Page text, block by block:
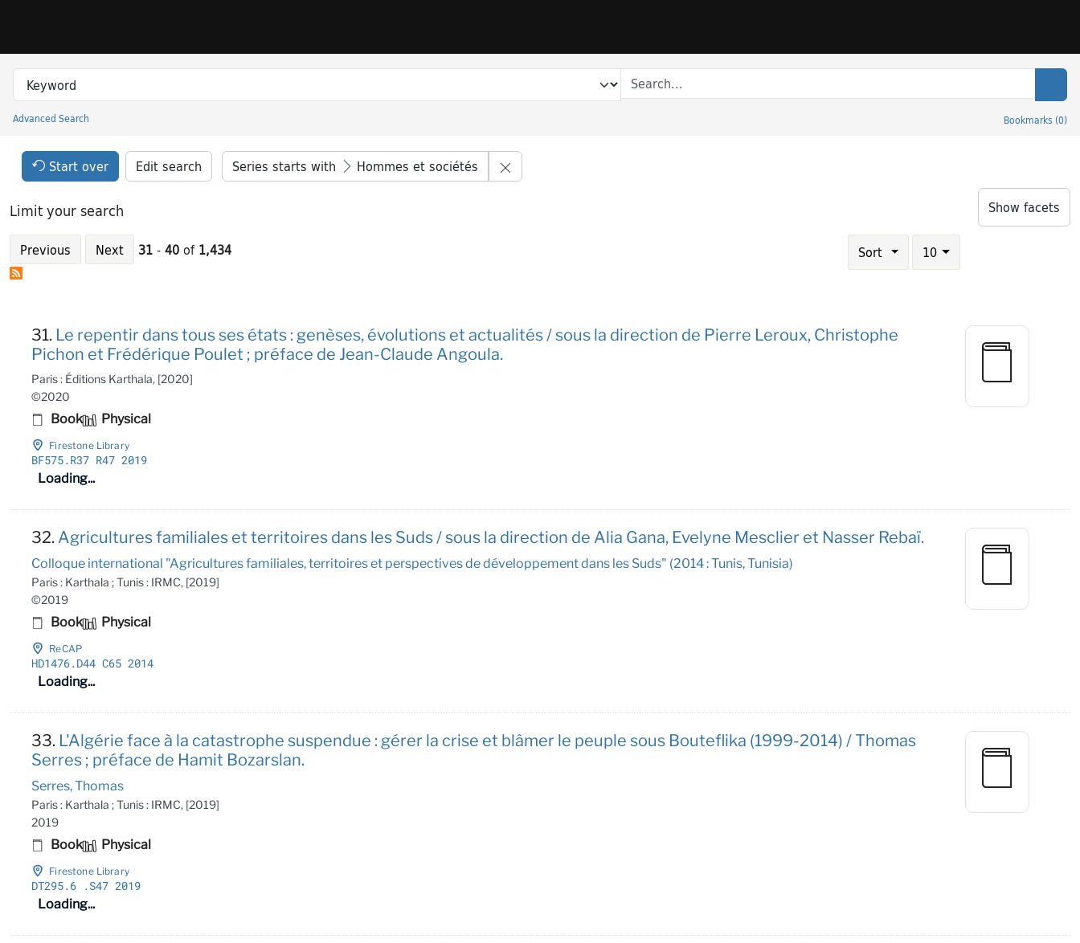
Search in
search for
Advanced Search Bookmarks (0)
Princeton University Library Catalog
Search Constraints Header
Start over Edit search Your selections:
Series starts with Hommes et sociétés
Limit your search Show facets
Previous Next 31 - 40 of 1,434 Sort
Number of results to display per page
10results per page
31. Le repentir dans tous ses états : genèses, évolutions et actualités / sous la direction de Pierre Leroux, Christophe
Pichon et Frédérique Poulet ; préface de Jean-Claude Angoula.
Paris : Éditions Karthala, [2020]
©2020
Book Physical
Firestone Library
BF575.R37 R47 2019
Loading...
32. Agricultures familiales et territoires dans les Suds / sous la direction de Alia Gana, Evelyne Mesclier et Nasser Rebaï.
Colloque international "Agricultures familiales, territoires et perspectives de développement dans les Suds" (2014 : Tunis, Tunisia)
Paris : Karthala ; Tunis : IRMC, [2019]
©2019
Book Physical
ReCAP
HD1476.D44 C65 2014
Loading...
33. L'Algérie face à la catastrophe suspendue : gérer la crise et blâmer le peuple sous Bouteflika (1999-2014) / Thomas
Serres ; préface de Hamit Bozarslan.
Serres, Thomas
Paris : Karthala ; Tunis : IRMC, [2019]
2019
Book Physical
Firestone Library
DT295.6 .S47 2019
Loading...